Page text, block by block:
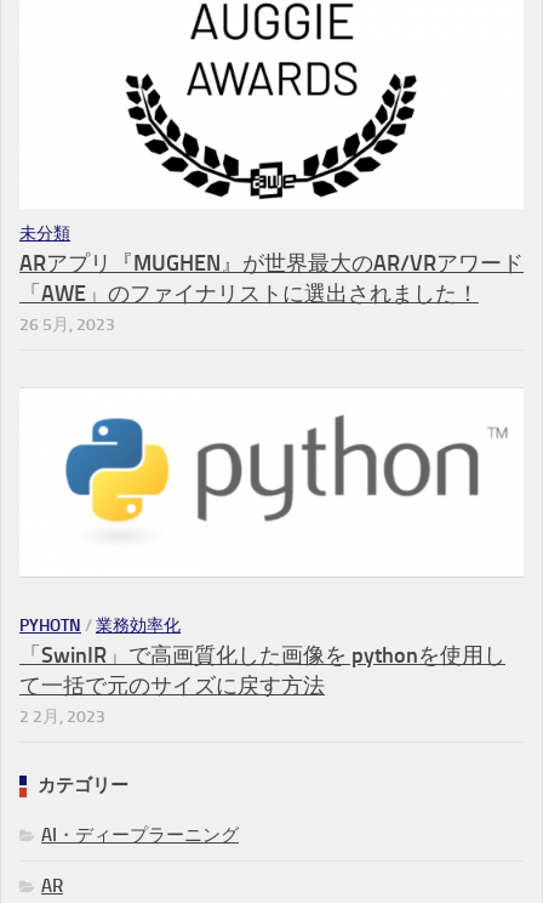
未分類
ARアプリ『MUGHEN』が世界最大のAR/VRアワード
「AWE」のファイナリストに選出されました！
26 5月, 2023
PYHOTN /業務効率化
「SwinIR」で高画質化した画像を pythonを使用し
て一括で元のサイズに戻す方法
2 2月, 2023
カテゴリー
AI・ディープラーニング
AR